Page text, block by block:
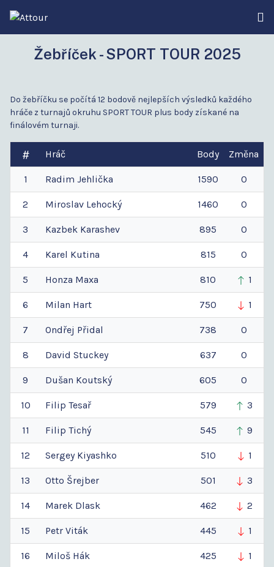
Žebříček - SPORT TOUR 2025
Do žebříčku se počítá 12 bodově nejlepších výsledků každého
hráče z turnajů okruhu SPORT TOUR plus body získané na
finálovém turnaji.
Hráč Body Změna
1 Radim Jehlička 1590 0
2 Miroslav Lehocký 1460 0
3 Kazbek Karashev 895 0
4 Karel Kutina 815 0
5 Honza Maxa 810 1
6 Milan Hart 750 1
7 Ondřej Přidal 738 0
8 David Stuckey 637 0
9 Dušan Koutský 605 0
10 Filip Tesař 579 3
11 Filip Tichý 545 9
12 Sergey Kiyashko 510 1
13 Otto Šrejber 501 3
14 Marek Dlask 462 2
15 Petr Viták 445 1
16 Miloš Hák 425 1